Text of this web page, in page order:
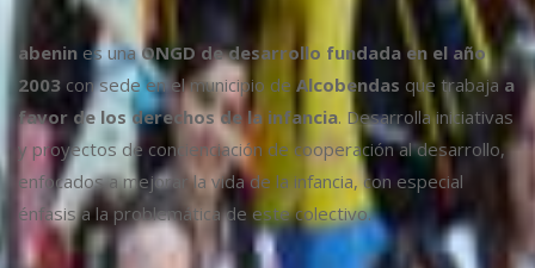
abenin es unaONGD de desarrollo fundada en el año
2003 con sede en el municipio de Alcobendas que trabaja a
favor de los derechos de la infancia. Desarrolla iniciativas
y proyectos de concienciación de cooperación al desarrollo,
enfocados a mejorar la vida de la infancia, con especial
énfasis a la problemática de este colectivo.